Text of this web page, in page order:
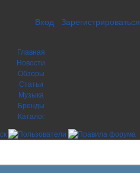
Вход Зарегистрироваться
Главная
Новости
Обзоры
Статьи
Музыка
Бренды
Каталог